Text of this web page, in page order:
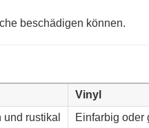
beschädigen können.
Vinyl
und rustikal
Einfarbig oder